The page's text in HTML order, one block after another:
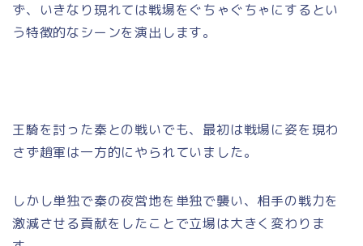
ず、いきなり現れては戦場をぐちゃぐちゃにするとい
う特徴的なシーンを演出します。
王騎を討った秦との戦いでも、最初は戦場に姿を現わ
さず趙軍は一方的にやられていました。
しかし単独で秦の夜営地を単独で襲い、相手の戦力を
激減させる貢献をしたことで立場は大きく変わりま